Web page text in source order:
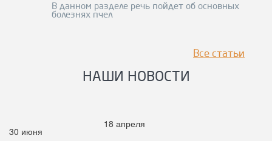
В данном разделе речь пойдет об основных
болезнях пчел
Все статьи
НАШИ НОВОСТИ
30 июня
18 апреля